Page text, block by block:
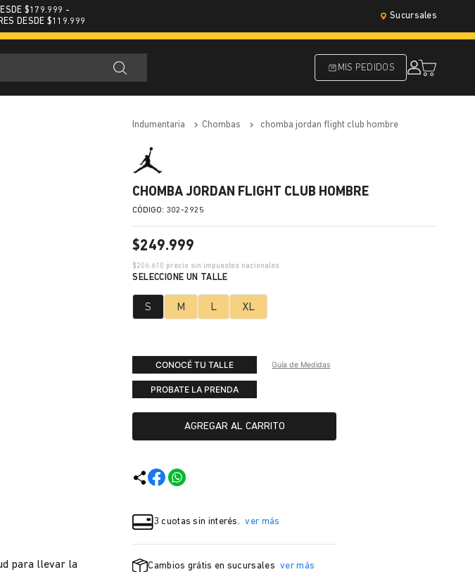
$179.999 -
DESDE $119.999
Sucursales
MIS PEDIDOS
para llevar la
indumentaria chombas chomba jordan flight club hombre
CHOMBA JORDAN FLIGHT CLUB HOMBRE
: 302-2925
$249.999
$206.610 precio sin impuestos nacionales
S M L XL
CONOCÉ TU TALLE Guía de Medidas
PROBATE LA PRENDA
AGREGAR AL CARRITO
3 cuotas sin interés. ver más
Cambios grátis en sucursales ver más